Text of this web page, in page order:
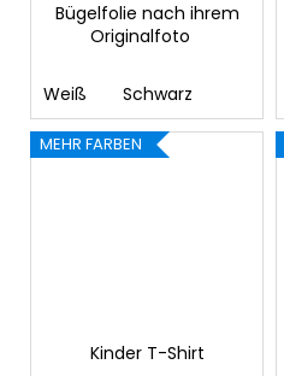
Bügelfolie nach ihrem
Originalfoto
Weiß Schwarz
MEHR FARBEN
Kinder T-Shirt